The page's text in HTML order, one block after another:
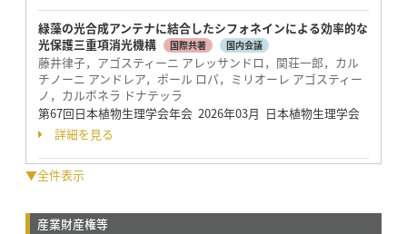
緑藻の光合成アンテナに結合したシフォネインによる効率的な
光保護三重項消光機構
国際共著 国内会議
藤井律子，アゴスティーニ アレッサンドロ，関荘一郎，カル
チノーニ アンドレア，ポール ロパ，ミリオーレ アゴスティー
ノ，カルボネラ ドナテッラ
第67回日本植物生理学会年会 2026年03月 日本植物生理学会
詳細を見る
▼全件表示
産業財産権等